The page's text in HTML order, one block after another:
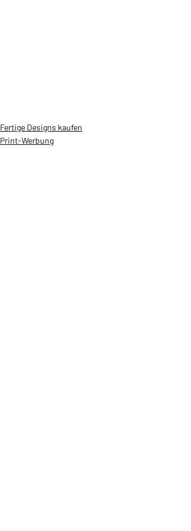
Fertige Designs kaufen
Print-Werbung